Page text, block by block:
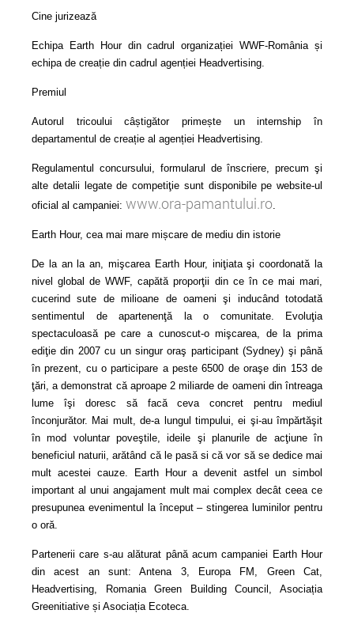
Cine jurizează
Echipa Earth Hour din cadrul organizației WWF-România și
echipa de creație din cadrul agenției Headvertising.
Premiul
Autorul tricoului câștigător primește un internship în
departamentul de creație al agenției Headvertising.
Regulamentul concursului, formularul de înscriere, precum şi
alte detalii legate de competiţie sunt disponibile pe website-ul
oficial al campaniei: www.ora-pamantului.ro
Earth Hour, cea mai mare mișcare de mediu din istorie
De la an la an, mişcarea Earth Hour, iniţiata şi coordonată la
nivel global de WWF, capătă proporţii din ce în ce mai mari,
cucerind sute de milioane de oameni şi inducând totodată
sentimentul de apartenenţă la o comunitate. Evoluţia
spectaculoasă pe care a cunoscut-o mişcarea, de la prima
ediţie din 2007 cu un singur oraş participant (Sydney) şi până
în prezent, cu o participare a peste 6500 de oraşe din 153 de
ţări, a demonstrat că aproape 2 miliarde de oameni din întreaga
lume îşi doresc să facă ceva concret pentru mediul
înconjurător. Mai mult, de-a lungul timpului, ei şi-au împărtăşit
în mod voluntar poveştile, ideile şi planurile de acţiune în
beneficiul naturii, arătând că le pasă si că vor să se dedice mai
mult acestei cauze. Earth Hour a devenit astfel un simbol
important al unui angajament mult mai complex decât ceea ce
presupunea evenimentul la început – stingerea luminilor pentru
o oră.
Partenerii care s-au alăturat până acum campaniei Earth Hour
din acest an sunt: Antena 3, Europa FM, Green Cat,
Headvertising, Romania Green Building Council, Asociația
Greenitiative și Asociația Ecoteca.